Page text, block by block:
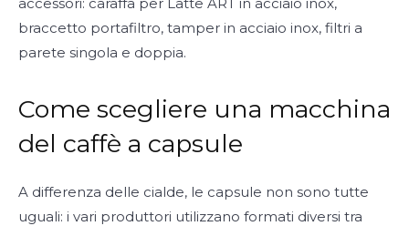
braccetto portafiltro, tamper in acciaio inox, filtri a
parete singola e doppia.
Come scegliere una macchina
del caffè a capsule
A differenza delle cialde, le capsule non sono tutte
uguali: i vari produttori utilizzano formati diversi tra